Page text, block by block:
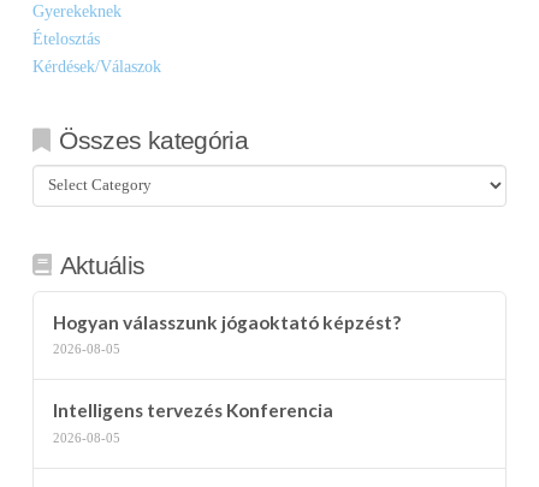
Gyerekeknek
Ételosztás
Kérdések/Válaszok
Összes kategória
Összes
kategória
Aktuális
Hogyan válasszunk jógaoktató képzést?
2026-08-05
Intelligens tervezés Konferencia
2026-08-05